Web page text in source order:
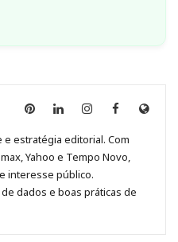
Anny
no
Pinterest
Anny
no
LinkedIn
Anny
no
Instagram
Anny
no
Facebook
Site
estratégia editorial. Com
Yahoo e Tempo Novo,
interesse público.
dados e boas práticas de